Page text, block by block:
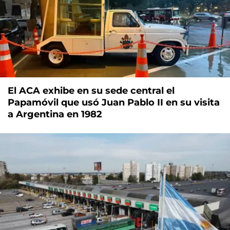
El ACA exhibe en su sede central el
Papamóvil que usó Juan Pablo II en su visita
a Argentina en 1982